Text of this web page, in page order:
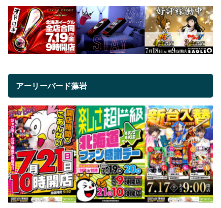
アーリーバード藻岩